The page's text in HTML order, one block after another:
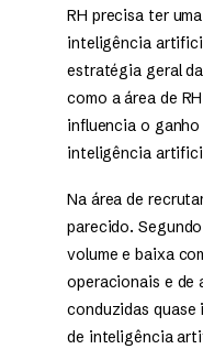
RH precisa ter
inteligência
estratégia geral
como a área de
influencia o
inteligência
Na área de
parecido.
volume e baixa
operacionais e de
conduzidas quase
de inteligência